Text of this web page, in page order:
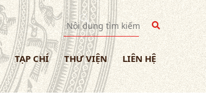
TẠP CHÍ THƯ VIỆN LIÊN HỆ